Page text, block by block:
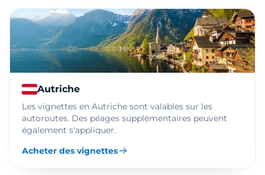
Autriche
Les vignettes en Autriche sont valables sur les
autoroutes. Des péages supplémentaires peuvent
également s'appliquer.
Acheter des vignettes